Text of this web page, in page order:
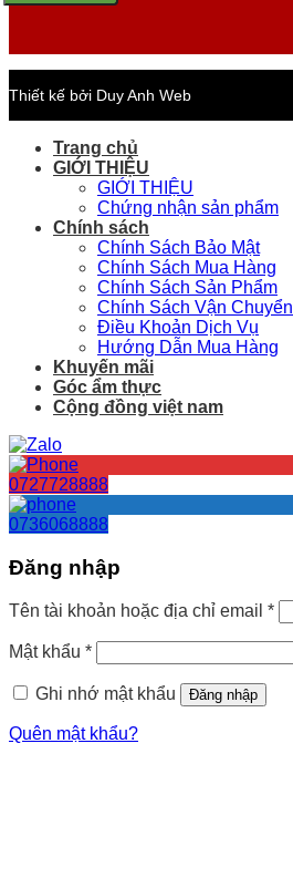
Thiết kế bởi Duy Anh Web
Trang chủ
GIỚI THIỆU
GIỚI THIỆU
Chứng nhận sản phẩm
Chính sách
Chính Sách Bảo Mật
Chính Sách Mua Hàng
Chính Sách Sản Phẩm
Chính Sách Vận Chuyển
Điều Khoản Dịch Vụ
Hướng Dẫn Mua Hàng
Khuyến mãi
Góc ẩm thực
Cộng đồng việt nam
0727728888
0736068888
Đăng nhập
Tên tài khoản hoặc địa chỉ email *
Mật khẩu *
Ghi nhớ mật khẩu Đăng nhập
Quên mật khẩu?